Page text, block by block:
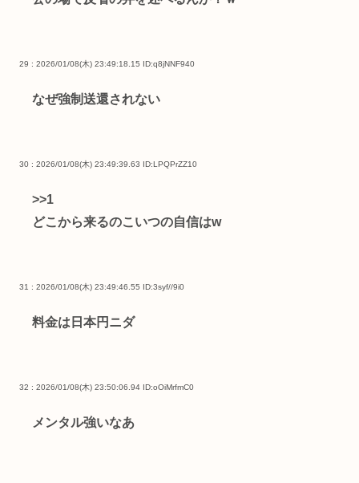
29 : 2026/01/08(木) 23:49:18.15 ID:q8jNNF940
なぜ強制送還されない
30 : 2026/01/08(木) 23:49:39.63 ID:LPQPrZZ10
>>1
どこから来るのこいつの自信はw
31 : 2026/01/08(木) 23:49:46.55 ID:3syf//9i0
料金は日本円ニダ
32 : 2026/01/08(木) 23:50:06.94 ID:oOiMrfmC0
メンタル強いなあ